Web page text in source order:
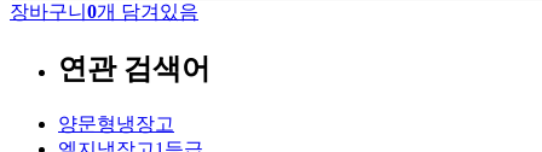
장바구니 0개 담겨있음
연관 검색어
양문형냉장고